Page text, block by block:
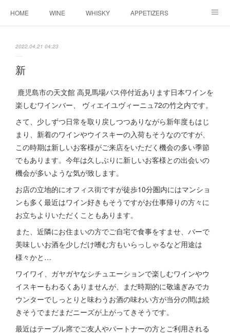
HOME WINE WHISKY APPETIZERS
2022.04.21 04:23
新
鹿児島市の天文館 高見馬場バス停付近あります日本ワインを
楽しむワインバー、 ヴィエイユヴィーニュ72の竹之内です。
さて、少しずつ日常を取り戻しつつありながら新年度もはじ
まり、新着のワインやウイスキーの入荷もそうなのですが、
この時期は新しいお客様がご来店をいただく機会の多い季節
でもあります。今年は久しぶりに新しいお客様との出会いの
機会が多いような気が致します。
お店の立地的にオフィス街ですが徒歩10分圏内にはマンショ
ンも多く最近はワイン好きもそうですがお仕事帰りの方々に
お立ちよりいただくこともあります。
また、近隣にお住まいの方でご自宅で食事をすませ、バーで
美味しいお酒を少しだけ嗜む方もいらっしゃるなど用途は
様々かと…
ワイワイ、ガヤガヤなシチュエーションで楽しむワインやウ
イスキーもわるくありませんが、まだ時期的に敬遠ぎみでカ
ウンターでしっとりと味わうお酒の味わい方が当分の間は続
きそうでまだまだニーズが上がってきそうです。
最近はテーブル席でご友人やパートナーの方とご利用される